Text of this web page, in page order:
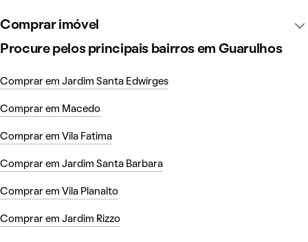
Comprar imóvel
Procure pelos principais bairros em Guarulhos
Comprar em Jardim Santa Edwirges
Comprar em Macedo
Comprar em Vila Fatima
Comprar em Jardim Santa Barbara
Comprar em Vila Planalto
Comprar em Jardim Rizzo